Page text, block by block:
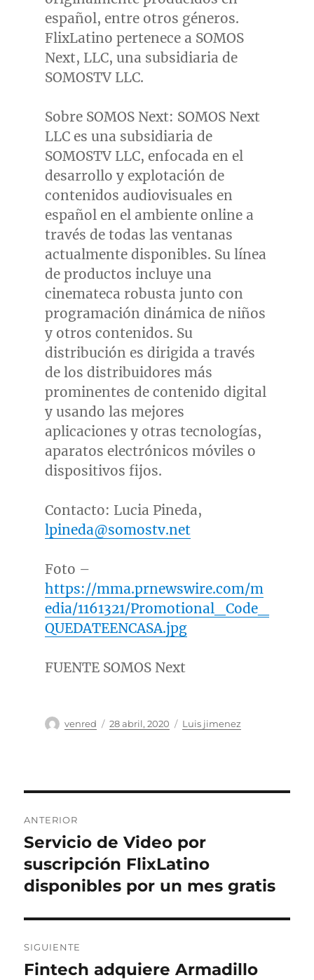
español, entre otros géneros.
FlixLatino pertenece a SOMOS
Next, LLC, una subsidiaria de
SOMOSTV LLC.
Sobre SOMOS Next: SOMOS Next
LLC es una subsidiaria de
SOMOSTV LLC, enfocada en el
desarrollo y explotación de
contenidos audiovisuales en
español en el ambiente online a
través de todas las ventanas
actualmente disponibles. Su línea
de productos incluye una
cinemateca robusta junto con
programación dinámica de niños
y otros contenidos. Su
distribución es dirigida a través
de los distribuidores más
prominentes de contenido digital
y usando las mejores
aplicaciones y otras tecnologías,
aparatos electrónicos móviles o
dispositivos fijos.
Contacto: Lucia Pineda,
lpineda@somostv.net
Foto –
https://mma.prnewswire.com/m
edia/1161321/Promotional_Code_
QUEDATEENCASA.jpg
FUENTE SOMOS Next
Autor
venred
Publicado
28 abril, 2020 Categorías
Luis jimenez
de
entradas
ANTERIOR
Entrada
anterior:
Servicio de Video por
suscripción FlixLatino
disponibles por un mes gratis
SIGUIENTE
Entrada
Fintech adquiere Armadillo